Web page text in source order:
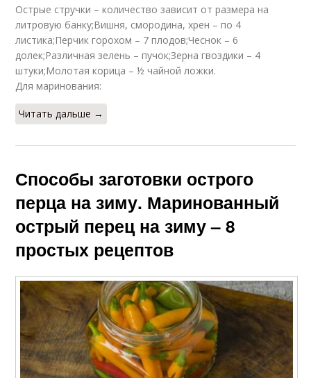
Острые стручки – количество зависит от размера на
литровую банку;Вишня, смородина, хрен – по 4
листика;Перчик горохом – 7 плодов;Чеснок – 6
долек;Различная зелень – пучок;Зерна гвоздики – 4
штуки;Молотая корица – ½ чайной ложки.
Для маринования:
Читать дальше →
Способы заготовки острого
перца на зиму. Маринованный
острый перец на зиму – 8
простых рецептов